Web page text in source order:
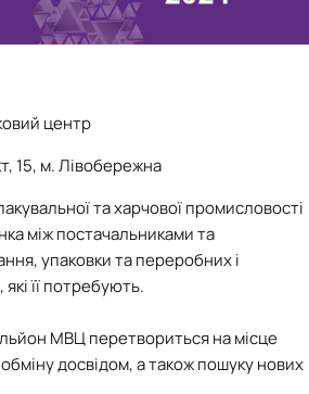
центр
15, м. Лівобережна
та харчової промисловості
між постачальниками та
упаковки та переробних і
її потребують.
МВЦ перетвориться на місце
досвідом, а також пошуку нових